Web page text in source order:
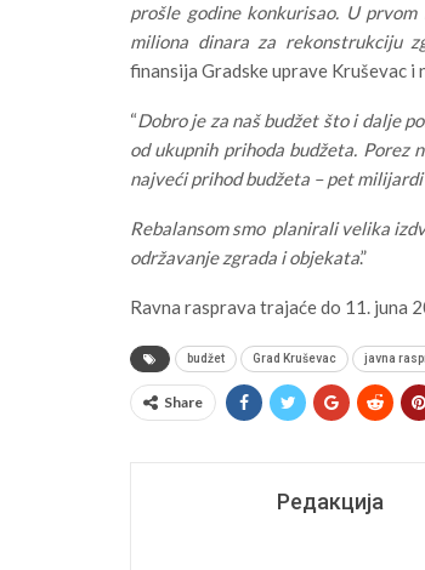
prošle godine konkurisao. U
miliona dinara za rekonstrukciju
finansija Gradske uprave Kruševac i
“Dobro je za naš budžet što i dalje
od ukupnih prihoda budžeta.
najveći prihod budžeta – pet
Rebalansom smo planirali velika
održavanje zgrada i objekata.”
Ravna rasprava trajaće do 11. juna
budžet Grad Kruševac javna
Share
Редакција